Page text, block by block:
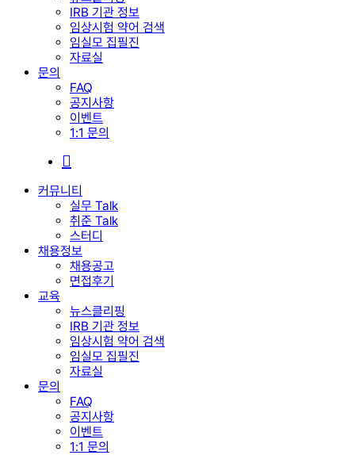
IRB 기관 정보
임상시험 약어 검색
임실모 집필진
자료실
문의
FAQ
공지사항
이벤트
1:1 문의
커뮤니티
실무 Talk
취준 Talk
스터디
채용정보
채용공고
면접후기
교육
뉴스클리핑
IRB 기관 정보
임상시험 약어 검색
임실모 집필진
자료실
문의
FAQ
공지사항
이벤트
1:1 문의